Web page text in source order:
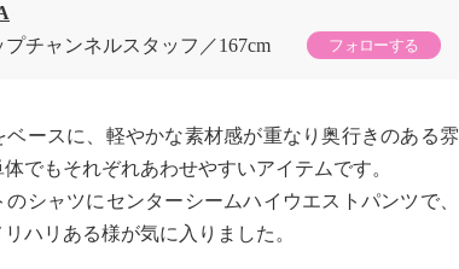
プチャンネルスタッフ
167cm フォローする
ベースに、軽やかな素材感が重なり奥行きのある雰
でもそれぞれあわせやすいアイテムです。
シャツにセンターシームハイウエストパンツで、
ハリある様が気に入りました。